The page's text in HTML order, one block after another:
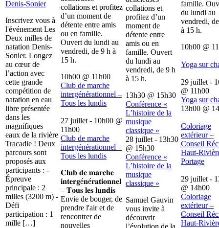
Denis-Sonier
Inscrivez vous à
l'événement Les
Deux milles de
natation Denis-
Sonier. Longez
au cœur de
l’action avec
cette grande
compétition de
natation en eau
libre présentée
dans les
magnifiques
eaux de la rivière
Tracadie ! Deux
parcours sont
proposés aux
participants : -
Épreuve
principale : 2
milles (3200 m) -
Défi
participation : 1
mille […]
collations et profitez
d’un moment de
détente entre amis
ou en famille.
Ouvert du lundi au
vendredi, de 9 h à
15 h.
10h00 @ 11h00
Club de marche
intergénérationnel –
Tous les lundis
27 juillet - 10h00 @
11h00
Club de marche
intergénérationnel –
Tous les lundis
𝐂𝐥𝐮𝐛 𝐝𝐞 𝐦𝐚𝐫𝐜𝐡𝐞
𝐢𝐧𝐭𝐞𝐫𝐠é𝐧é𝐫𝐚𝐭𝐢𝐨𝐧𝐧𝐞𝐥
– 𝐓𝐨𝐮𝐬 𝐥𝐞𝐬 𝐥𝐮𝐧𝐝𝐢𝐬
Envie de bouger, de
prendre l'air et de
rencontrer de
nouvelles
collations et
profitez d’un
moment de
détente entre
amis ou en
famille. Ouvert
du lundi au
vendredi, de 9 h
à 15 h.
13h30 @ 15h30
Conférence «
L’histoire de la
musique
classique »
28 juillet - 13h30
@ 15h30
Conférence «
L’histoire de la
musique
classique »
Samuel Gauvin
vous invite à
découvrir
famille.
du lundi au
vendredi,
à 15 h.
10h00 @
Yoga sur
29 juillet -
@ 11h00
Yoga sur
13h00 @
Coloriage
extérieur –
Conseil
Haut-
Portage
29 juillet -
@ 14h00
Coloriage
extérieur –
Conseil
Haut-